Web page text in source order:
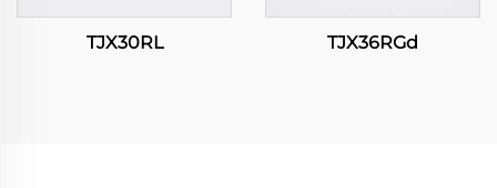
TJX30RL TJX36RGd